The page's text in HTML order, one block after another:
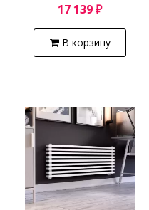
17 139 ₽
В корзину